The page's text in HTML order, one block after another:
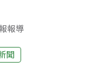
報導
聞